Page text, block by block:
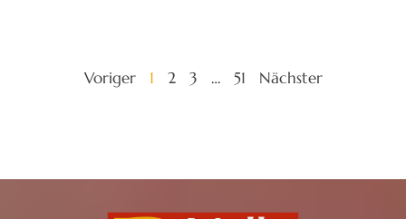
Voriger 1 2 3 … 51 Nächster